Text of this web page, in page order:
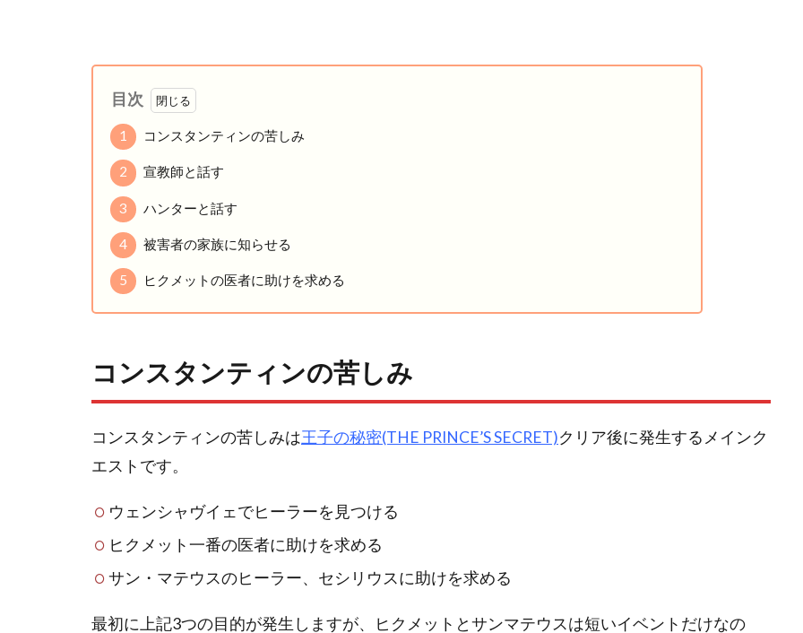
目次
1 コンスタンティンの苦しみ
2 宣教師と話す
3 ハンターと話す
4 被害者の家族に知らせる
5 ヒクメットの医者に助けを求める
コンスタンティンの苦しみ
コンスタンティンの苦しみは王子の秘密(THE PRINCE’S SECRET)クリア後に発生するメインク
エストです。
ウェンシャヴイェでヒーラーを見つける
ヒクメット一番の医者に助けを求める
サン・マテウスのヒーラー、セシリウスに助けを求める
最初に上記3つの目的が発生しますが、ヒクメットとサンマテウスは短いイベントだけなの